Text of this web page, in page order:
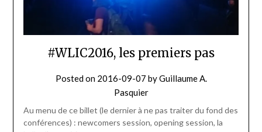
#WLIC2016, les premiers pas
Posted on 2016-09-07 byGuillaume A.
Pasquier
Au menu de ce billet (le dernier à ne pas traiter du fond des
conférences) : newcomers session, opening session, la